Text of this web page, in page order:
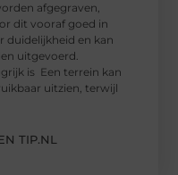
afgegraven,
dit vooraf goed in
duidelijkheid en kan
uitgevoerd.
is Een terrein kan
uitzien, terwijl
TIP.NL